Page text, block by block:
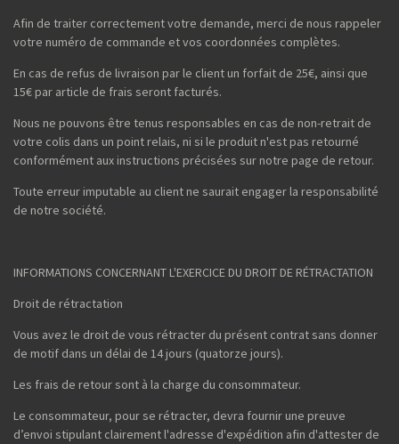
Afin de traiter correctement votre demande, merci de nous rappeler
votre numéro de commande et vos coordonnées complètes.
En cas de refus de livraison par le client un forfait de 25€, ainsi que
15€ par article de frais seront facturés.
Nous ne pouvons être tenus responsables en cas de non-retrait de
votre colis dans un point relais, ni si le produit n'est pas retourné
conformément aux instructions précisées sur notre page de retour.
Toute erreur imputable au client ne saurait engager la responsabilité
de notre société.
INFORMATIONS CONCERNANT L'EXERCICE DU DROIT DE RÉTRACTATION
Droit de rétractation
Vous avez le droit de vous rétracter du présent contrat sans donner
de motif dans un délai de 14 jours (quatorze jours).
Les frais de retour sont à la charge du consommateur.
Le consommateur, pour se rétracter, devra fournir une preuve
d’envoi stipulant clairement l'adresse d'expédition afin d'attester de